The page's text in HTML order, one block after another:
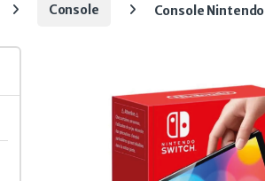
Console Console